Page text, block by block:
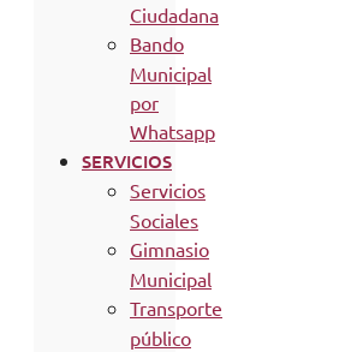
Ciudadana
Bando
Municipal
por
Whatsapp
SERVICIOS
Servicios
Sociales
Gimnasio
Municipal
Transporte
público